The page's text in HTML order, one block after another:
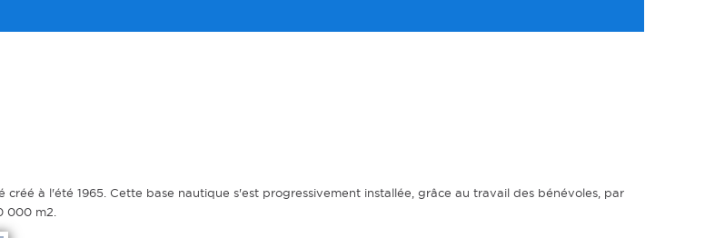
à l'été 1965. Cette base nautique s'est progressivement installée, grâce au travail des bénévoles, par
000 m2.